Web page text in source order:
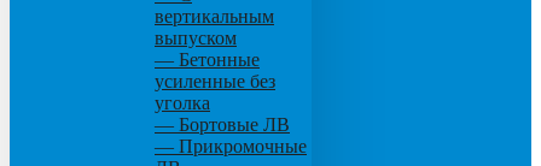
вертикальным
выпуском
— Бетонные
усиленные без
уголка
— Бортовые ЛВ
— Прикромочные